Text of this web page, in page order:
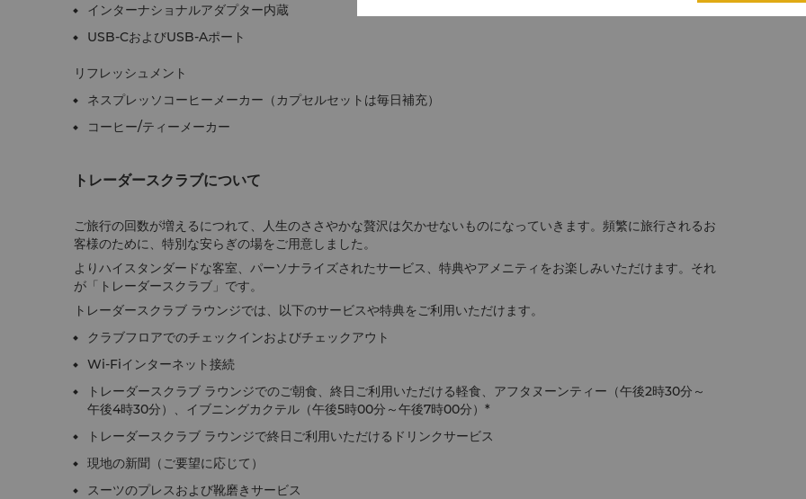
インターナショナルアダプター内蔵
USB-CおよびUSB-Aポート
リフレッシュメント
ネスプレッソコーヒーメーカー（カプセルセットは毎日補充）
コーヒー/ティーメーカー
トレーダースクラブについて
ご旅行の回数が増えるにつれて、人生のささやかな贅沢は欠かせないものになっていきます。頻繁に旅行されるお
客様のために、特別な安らぎの場をご用意しました。
よりハイスタンダードな客室、パーソナライズされたサービス、特典やアメニティをお楽しみいただけます。それ
が「トレーダースクラブ」です。
トレーダースクラブ ラウンジでは、以下のサービスや特典をご利用いただけます。
クラブフロアでのチェックインおよびチェックアウト
Wi-Fiインターネット接続
トレーダースクラブ ラウンジでのご朝食、終日ご利用いただける軽食、アフタヌーンティー（午後2時30分～
午後4時30分）、イブニングカクテル（午後5時00分～午後7時00分）*
トレーダースクラブ ラウンジで終日ご利用いただけるドリンクサービス
現地の新聞（ご要望に応じて）
スーツのプレスおよび靴磨きサービス